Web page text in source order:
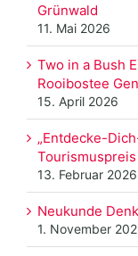
Grünwald
11. Mai 2026
Two in a Bush
Rooibostee
15. April 2026
„Entdecke-
13. Februar 2026
Neukunde
1. November